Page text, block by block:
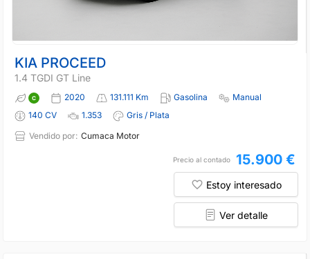
KIA PROCEED
1.4 TGDI GT Line
2020 131.111 Km Gasolina
Manual
140 CV
1.353
Gris / Plata
Vendido por: Cumaca Motor
Precio al contado 15.900 €
Estoy interesado
Ver detalle